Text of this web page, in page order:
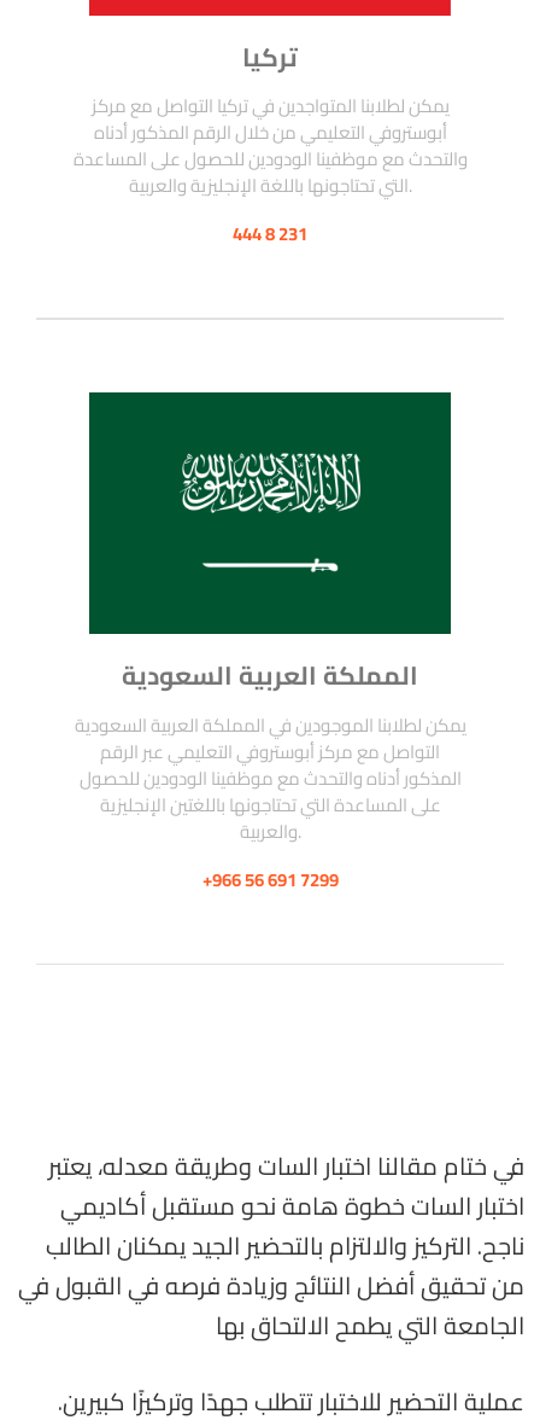
تركيا
يمكن لطلابنا المتواجدين في تركيا التواصل مع مركز
أبوستروفي التعليمي من خلال الرقم المذكور أدناه
والتحدث مع موظفينا الودودين للحصول على المساعدة
التي تحتاجونها باللغة الإنجليزية والعربية.
444 8 231
المملكة العربية السعودية
يمكن لطلابنا الموجودين في المملكة العربية السعودية
التواصل مع مركز أبوستروفي التعليمي عبر الرقم
المذكور أدناه والتحدث مع موظفينا الودودين للحصول
على المساعدة التي تحتاجونها باللغتين الإنجليزية
والعربية.
+966 56 691 7299
في ختام مقالنا اختبار السات وطريقة معدله، يعتبر
اختبار السات خطوة هامة نحو مستقبل أكاديمي
ناجح. التركيز والالتزام بالتحضير الجيد يمكنان الطالب
من تحقيق أفضل النتائج وزيادة فرصه في القبول في
الجامعة التي يطمح الالتحاق بها
عملية التحضير للاختبار تتطلب جهدًا وتركيزًا كبيرين.